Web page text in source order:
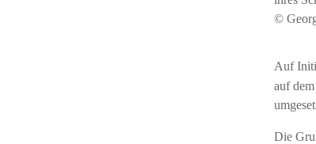
©
Auf
auf
Die